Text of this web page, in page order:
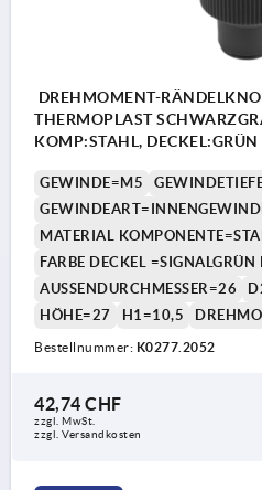
DREHMOMENT-
THERMOPLAST
KOMP:STAHL,
GEWINDE=M5
MATERIAL
FARBE DECKEL
AUSSENDURCHMESSER=26
HÖHE=27
H1=10,5
Bestellnummer: K0277.2052
42,74 CHF
zzgl. MwSt.
zzgl. Versandkosten